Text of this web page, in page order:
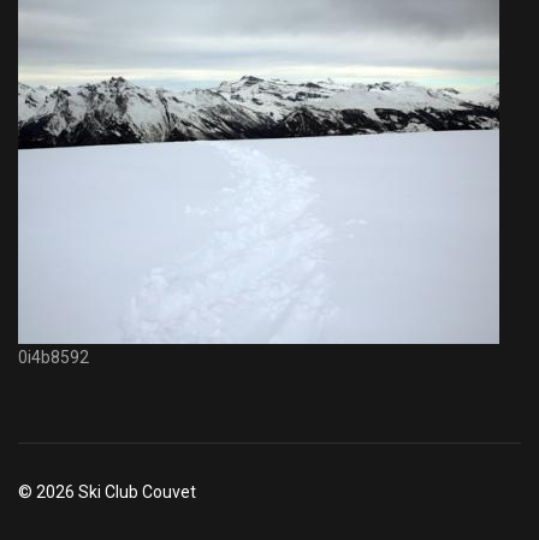
0i4b8592
© 2026 Ski Club Couvet